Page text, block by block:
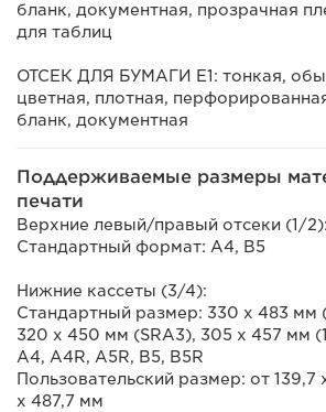
бланк, документная, прозрачная
для таблиц
ОТСЕК ДЛЯ БУМАГИ E1: тонкая,
цветная, плотная,
бланк, документная
Поддерживаемые размеры
печати
Верхние левый/правый отсеки (1/2):
Стандартный формат: A4, B5
Нижние кассеты (3/4):
Стандартный размер: 330 x 483 мм
320 x 450 мм (SRA3), 305 x 457 мм
A4, A4R, A5R, B5, B5R
Пользовательский размер: от 139,7
x 487,7 мм